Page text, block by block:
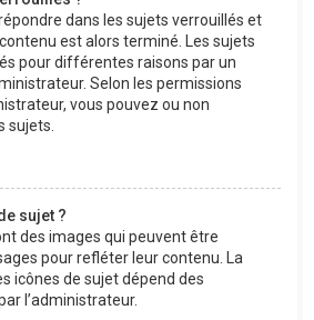
dans les sujets verrouillés et
est alors terminé. Les sujets
pour différentes raisons par un
Selon les permissions
vous pouvez ou non
sujets.
sujet ?
des images qui peuvent être
pour refléter leur contenu. La
icônes de sujet dépend des
l’administrateur.